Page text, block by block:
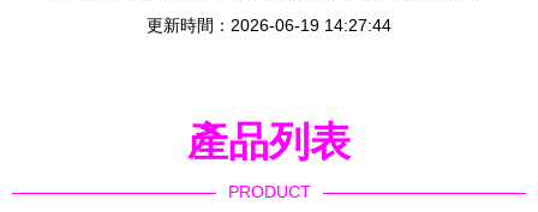
更新時間：2026-06-19 14:27:44
產品列表
PRODUCT